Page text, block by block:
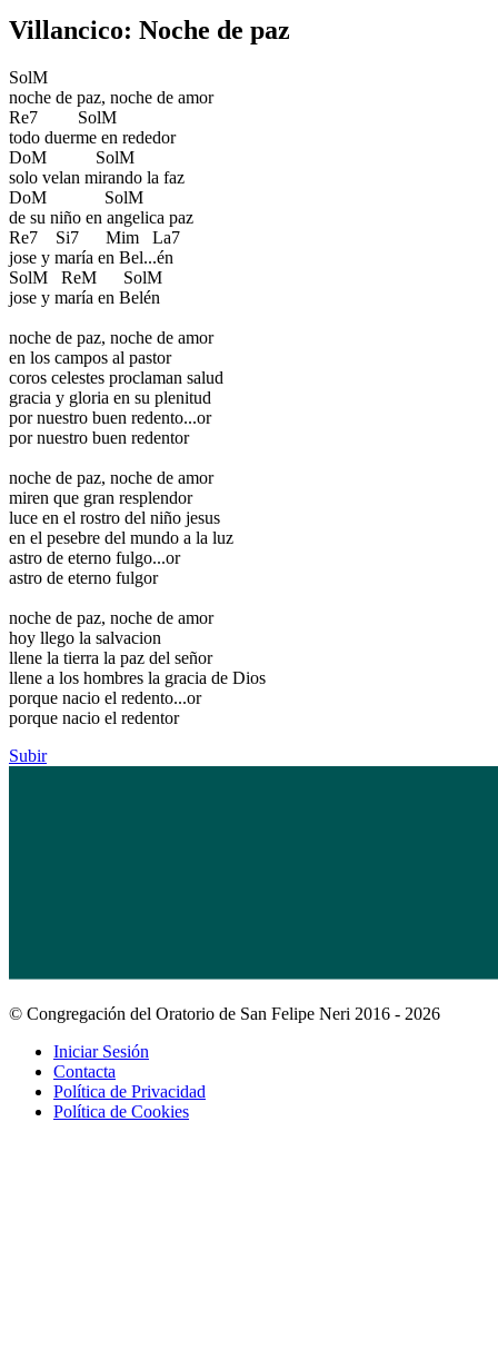
Villancico: Noche de paz
SolM
noche de paz, noche de amor
Re7 SolM
todo duerme en rededor
DoM SolM
solo velan mirando la faz
DoM SolM
de su niño en angelica paz
Re7 Si7 Mim La7
jose y maría en Bel...én
SolM ReM SolM
jose y maría en Belén
noche de paz, noche de amor
en los campos al pastor
coros celestes proclaman salud
gracia y gloria en su plenitud
por nuestro buen redento...or
por nuestro buen redentor
noche de paz, noche de amor
miren que gran resplendor
luce en el rostro del niño jesus
en el pesebre del mundo a la luz
astro de eterno fulgo...or
astro de eterno fulgor
noche de paz, noche de amor
hoy llego la salvacion
llene la tierra la paz del señor
llene a los hombres la gracia de Dios
porque nacio el redento...or
porque nacio el redentor
Subir
© Congregación del Oratorio de San Felipe Neri 2016 - 2026
Iniciar Sesión
Contacta
Política de Privacidad
Política de Cookies